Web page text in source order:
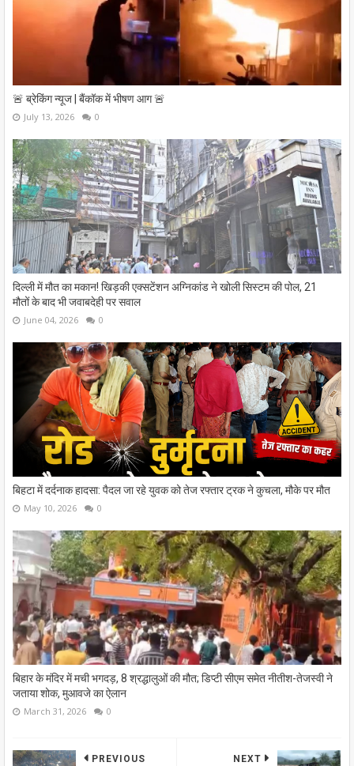
🚨 ब्रेकिंग न्यूज | बैंकॉक में भीषण आग 🚨
July 13, 2026 0
दिल्ली में मौत का मकान! खिड़की एक्सटेंशन अग्निकांड ने खोली सिस्टम की पोल, 21
मौतों के बाद भी जवाबदेही पर सवाल
June 04, 2026 0
बिहटा में दर्दनाक हादसा: पैदल जा रहे युवक को तेज रफ्तार ट्रक ने कुचला, मौके पर मौत
May 10, 2026 0
बिहार के मंदिर में मची भगदड़, 8 श्रद्धालुओं की मौत; डिप्टी सीएम समेत नीतीश-तेजस्वी ने
जताया शोक, मुआवजे का ऐलान
March 31, 2026 0
NEXT
PREVIOUS